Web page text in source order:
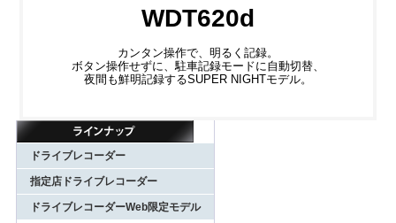
WDT620d
カンタン操作で、明るく記録。
ボタン操作せずに、駐車記録モードに自動切替、
夜間も鮮明記録するSUPER NIGHTモデル。
ドライブレコーダー
指定店ドライブレコーダー
ドライブレコーダーWeb限定モデル